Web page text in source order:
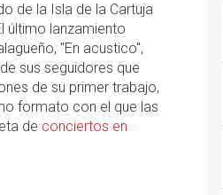
de la Isla de la Cartuja
último lanzamiento
"En acustico",
sus seguidores que
de su primer trabajo,
formato con el que las
de conciertos en